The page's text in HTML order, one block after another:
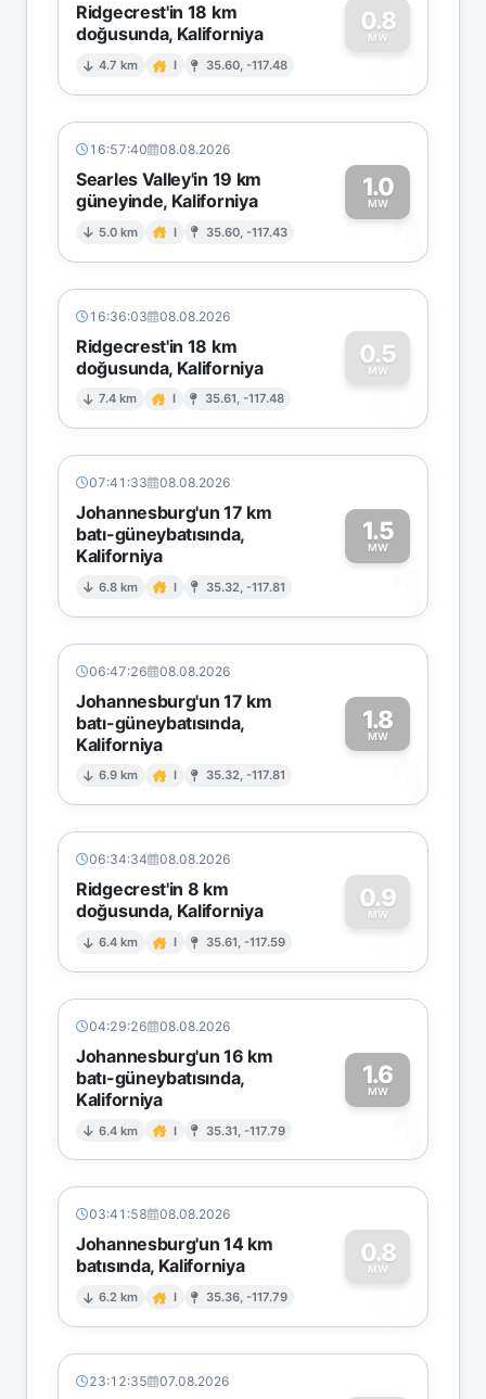
Ridgecrest'in 18 km
doğusunda, Kaliforniya
4.7 km I 35.60, -117.48
0.8
MW
0
16:57:40 08.08.2026
Searles Valley'in 19 km
güneyinde, Kaliforniya
5.0 km I 35.60, -117.43
1.0
MW1
16:36:03 08.08.2026
Ridgecrest'in 18 km
doğusunda, Kaliforniya
7.4 km I 35.61, -117.48
0.5
MW
0
07:41:33 08.08.2026
Johannesburg'un 17 km
batı-güneybatısında,
Kaliforniya
6.8 km I 35.32, -117.81
1.5
MW
1
06:47:26 08.08.2026
Johannesburg'un 17 km
batı-güneybatısında,
Kaliforniya
6.9 km I 35.32, -117.81
1.8
MW
1
06:34:34 08.08.2026
Ridgecrest'in 8 km
doğusunda, Kaliforniya
6.4 km I 35.61, -117.59
0.9
MW
0
04:29:26 08.08.2026
Johannesburg'un 16 km
batı-güneybatısında,
Kaliforniya
6.4 km I 35.31, -117.79
1.6
MW
1
03:41:58 08.08.2026
Johannesburg'un 14 km
batısında, Kaliforniya
6.2 km I 35.36, -117.79
0.8
MW
0
23:12:35 07.08.2026